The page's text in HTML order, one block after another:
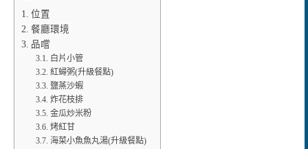
位置
餐廳環境
品嚐
白片小管
紅蟳粥(升級餐點)
鹽蒸沙蝦
炸花枝排
金瓜炒米粉
烤紅甘
海菜小魚魚丸湯(升級餐點)